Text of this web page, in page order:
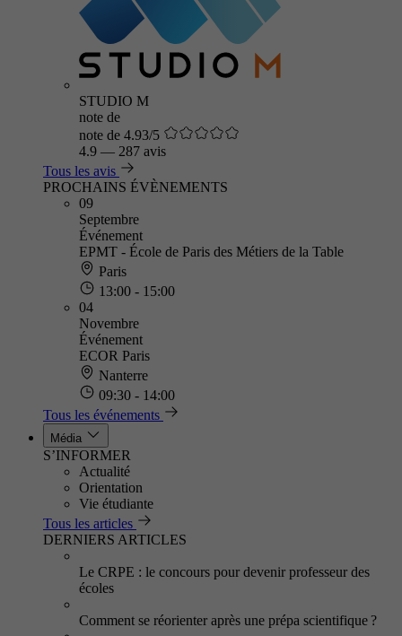
STUDIO M
note de
note de 4.93/5
4.9 — 287 avis
Tous les avis
PROCHAINS ÉVÈNEMENTS
09
Septembre
Événement
EPMT - École de Paris des Métiers de la Table
Paris
13:00 - 15:00
04
Novembre
Événement
ECOR Paris
Nanterre
09:30 - 14:00
Tous les événements
Média
S’INFORMER
Actualité
Orientation
Vie étudiante
Tous les articles
DERNIERS ARTICLES
Le CRPE : le concours pour devenir professeur des
écoles
Comment se réorienter après une prépa scientifique ?